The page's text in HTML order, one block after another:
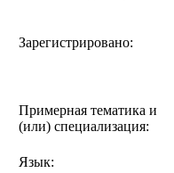
Зарегистрировано:
Примерная тематика и
(или) специализация:
Язык: